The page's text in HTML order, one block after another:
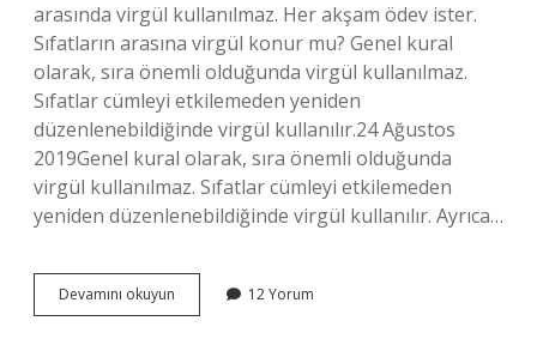
arasında virgül kullanılmaz. Her akşam ödev ister.
Sıfatların arasına virgül konur mu? Genel kural
olarak, sıra önemli olduğunda virgül kullanılmaz.
Sıfatlar cümleyi etkilemeden yeniden
düzenlenebildiğinde virgül kullanılır.24 Ağustos
2019Genel kural olarak, sıra önemli olduğunda
virgül kullanılmaz. Sıfatlar cümleyi etkilemeden
yeniden düzenlenebildiğinde virgül kullanılır. Ayrıca…
Devamını okuyun Tamlamalar
Arasına
12 Yorum